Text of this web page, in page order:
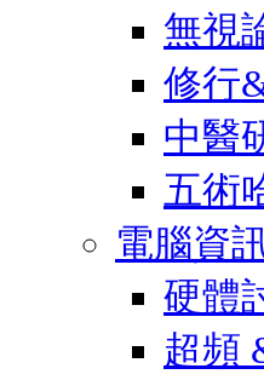
無視
修行
中醫
五術
電腦資
硬體
超頻